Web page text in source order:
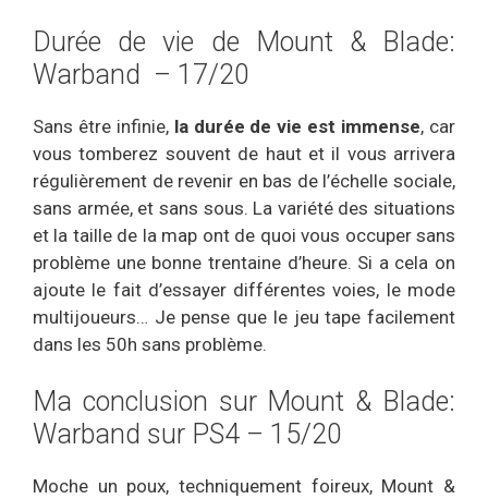
Durée de vie de Mount & Blade:
Warband – 17/20
Sans être infinie, la durée de vie est immense, car
vous tomberez souvent de haut et il vous arrivera
régulièrement de revenir en bas de l’échelle sociale,
sans armée, et sans sous. La variété des situations
et la taille de la map ont de quoi vous occuper sans
problème une bonne trentaine d’heure. Si a cela on
ajoute le fait d’essayer différentes voies, le mode
multijoueurs… Je pense que le jeu tape facilement
dans les 50h sans problème.
Ma conclusion sur Mount & Blade:
Warband sur PS4 – 15/20
Moche un poux, techniquement foireux, Mount &